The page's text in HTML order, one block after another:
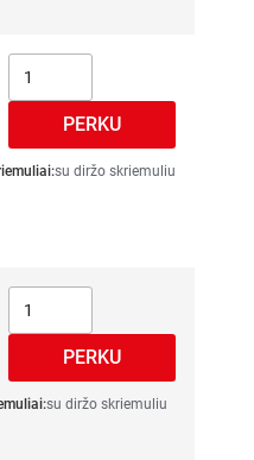
su diržo skriemuliu
su diržo skriemuliu